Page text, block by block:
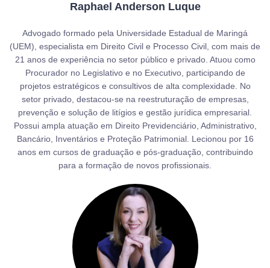
Raphael Anderson Luque
Advogado formado pela Universidade Estadual de Maringá
(UEM), especialista em Direito Civil e Processo Civil, com mais de
21 anos de experiência no setor público e privado. Atuou como
Procurador no Legislativo e no Executivo, participando de
projetos estratégicos e consultivos de alta complexidade. No
setor privado, destacou-se na reestruturação de empresas,
prevenção e solução de litígios e gestão jurídica empresarial.
Possui ampla atuação em Direito Previdenciário, Administrativo,
Bancário, Inventários e Proteção Patrimonial. Lecionou por 16
anos em cursos de graduação e pós-graduação, contribuindo
para a formação de novos profissionais.